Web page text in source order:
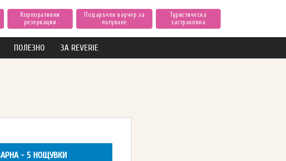
Корпоративни
резервации
Подаръчен ваучер за
пътуване
Туристическа
застраховка
ПОЛЕЗНО ЗА REVERIE
- 5 НОЩУВКИ